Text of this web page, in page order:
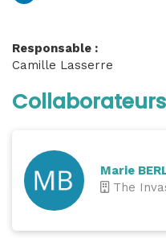
Responsable :
Camille Lasserre
Collaborateurs
Marie
The